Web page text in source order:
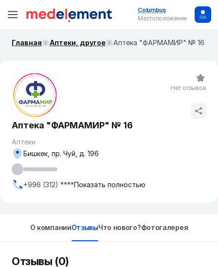
Columbus
Местоположение
Главная Аптеки, другое Аптека "ФАРМАМИР" № 16
Аптека "ФАРМАМИР" № 16
Аптеки
Бишкек, пр. Чуй, д. 196
+996 (312) ****Показать полностью
Нет отзывов
О компанииОтзывыЧто нового?Фотогалерея
Отзывы (0)